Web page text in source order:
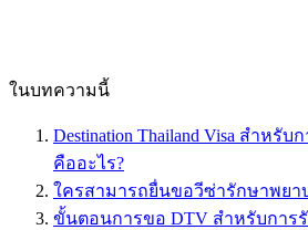
ในบทความนี้
Destination Thailand Visa สำหรั
คืออะไร?
ใครสามารถยื่นขอวีซ่ารักษาพยา
ขั้นตอนการขอ DTV สำหรับการ